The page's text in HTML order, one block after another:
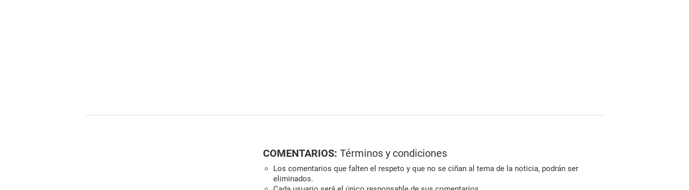
COMENTARIOS:Términos y condiciones
Los comentarios que falten el respeto y que no se ciñan al tema de la noticia, podrán ser
eliminados.